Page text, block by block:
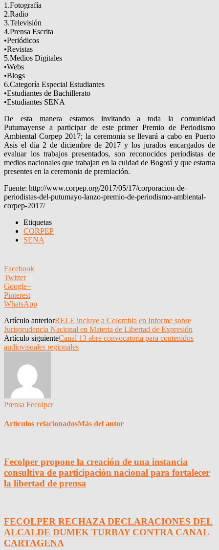
1.Fotografía
2.Radio
3.Televisión
4.Prensa Escrita
•Periódicos
•Revistas
5.Medios Digitales
•Webs
•Blogs
6.Categoría Especial Estudiantes
•Estudiantes de Bachillerato
•Estudiantes SENA
De esta manera estamos invitando a toda la comunidad
Putumayense a participar de este primer Premio de Periodismo
Ambiental Corpep 2017; la ceremonia se llevará a cabo en Puerto
Asís el día 2 de diciembre de 2017 y los jurados encargados de
evaluar los trabajos presentados, son reconocidos periodistas de
medios nacionales que trabajan en la cuidad de Bogotá y que estarna
presentes en la ceremonia de premiación.
Fuente: http://www.corpep.org/2017/05/17/corporacion-de-
periodistas-del-putumayo-lanzo-premio-de-periodismo-ambiental-
corpep-2017/
Etiquetas
CORPEP
SENA
Facebook
Twitter
Google+
Pinterest
WhatsApp
Artículo anteriorRELE incluye a Colombia en Informe sobre
Jurisprudencia Nacional en Materia de Libertad de Expresión
Artículo siguienteCanal 13 abre convocatoria para contenidos
audiovisuales regionales
Prensa Fecolper
Artículos relacionadosMás del autor
Fecolper propone la creación de una instancia
consultiva de participación nacional para fortalecer
la libertad de prensa
FECOLPER RECHAZA DECLARACIONES DEL
ALCALDE DUMEK TURBAY CONTRA CANAL
CARTAGENA